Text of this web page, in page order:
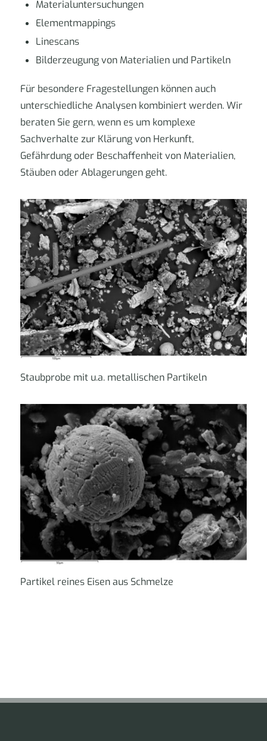
Materialuntersuchungen
Elementmappings
Linescans
Bilderzeugung von Materialien und Partikeln
Für besondere Fragestellungen können auch
unterschiedliche Analysen kombiniert werden. Wir
beraten Sie gern, wenn es um komplexe
Sachverhalte zur Klärung von Herkunft,
Gefährdung oder Beschaffenheit von Materialien,
Stäuben oder Ablagerungen geht.
Staubprobe mit u.a. metallischen Partikeln
Partikel reines Eisen aus Schmelze